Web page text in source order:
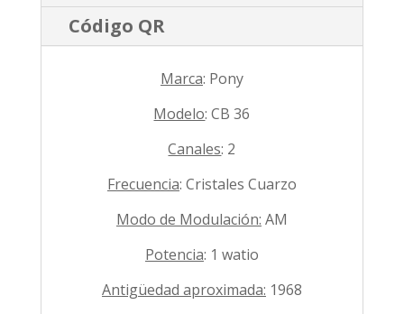
Código QR
Marca: Pony
Modelo: CB 36
Canales: 2
Frecuencia: Cristales Cuarzo
Modo de Modulación: AM
Potencia: 1 watio
Antigüedad aproximada: 1968